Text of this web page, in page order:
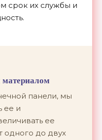
срок их службы и
панели, мы
ее и
ее
одного до двух